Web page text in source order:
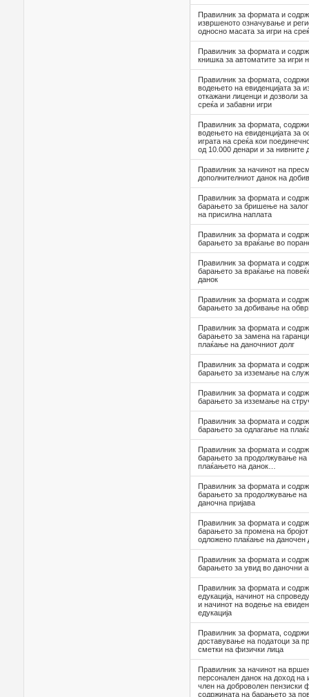
Правилник за формата и
извршеното означување и
односно масата за игри на
Правилник за формата и
книшка за автоматите за игри
Правилник за формата,
водењето на евиденцијата за
откажани лиценци и дозволи
среќа и забавни игри
Правилник за формата,
водењето на евиденцијата за
играта на среќа кои
од 10.000 денари и за нивните
Правилник за начинот на
дополнителниот данок на
Правилник за формата и
барањето за бришење на
на присилна наплата
Правилник за формата и
барањето за враќање во
Правилник за формата и
барањето за враќање на
данок
Правилник за формата и
барањето за добивање на
Правилник за формата и
барањето за замена на
плаќање на даночниот долг
Правилник за формата и
барањето за изземање на
Правилник за формата и
барањето за изземање на
Правилник за формата и
барањето за одлагање на
Правилник за формата и
барањето за продолжување на
плаќањето на данок…
Правилник за формата и
барањето за продолжување на
даночна пријава
Правилник за формата и
барањето за промена на
одложено плаќање на даночен
Правилник за формата и
барањето за увид во даночни
Правилник за формата и
едукација, начинот на
и начинот на водење на
едукација
Правилник за формата,
доставување на податоци за
сметки на физички лица
Правилник за начинот на
персонален данок на доход на
член на доброволен пензиски
содржината на барањето за